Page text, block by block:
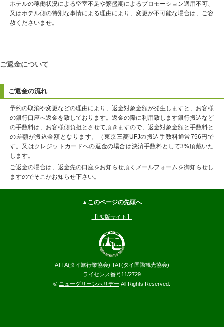
ホテルの稼働状況による空室不足や繁盛期によるプロモーション適用不可、
又はホテル側の特別な事情による理由により、変更が不可能な場合は、ご容
赦くださいませ。
ご返金について
ご返金の流れ
予約の取消や変更などの理由により、返金対象金額が発生しますと、お客様
の銀行口座へ返金を致しております。返金の際に利用致します銀行振込など
の手数料は、お客様側負担とさせて頂きますので、返金対象金額と手数料と
の差額が振込金額となります。（東京三菱UFJの振込手数料通常756円で
す。又はクレジットカードへの返金の場合は決済手数料として3%頂戴いた
します。
ご返金の場合は、返金先の口座をお知らせ頂くメールフォームを御知らせし
ますのでそこかお知らせ下さい。
▲このページの先頭へ
【PC版サイト】
ATTA(タイ旅行業協会) TAT(タイ国際観光協会)
ライセンス番号11/2729
© ニューグリーンホリデー All Rights Reserved.